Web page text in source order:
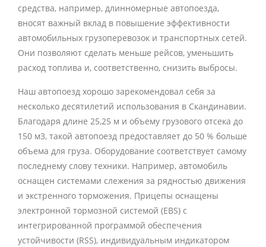
средства, например, длинномерные автопоезда,
вносят важный вклад в повышение эффективности
автомобильных грузоперевозок и транспортных сетей.
Они позволяют сделать меньше рейсов, уменьшить
расход топлива и, соответственно, снизить выбросы.
Наш автопоезд хорошо зарекомендовал себя за
несколько десятилетий использования в Скандинавии.
Благодаря длине 25,25 м и объему грузового отсека до
150 м3, такой автопоезд предоставляет до 50 % больше
объема для груза. Оборудование соответствует самому
последнему слову техники. Например, автомобиль
оснащен системами слежения за рядностью движения
и экстренного торможения. Прицепы оснащены
электронной тормозной системой (EBS) с
интегрированной программой обеспечения
устойчивости (RSS), индивидуальным индикатором